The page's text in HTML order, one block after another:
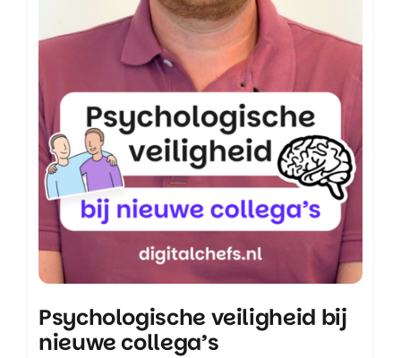
Psychologische veiligheid bij
nieuwe collega’s